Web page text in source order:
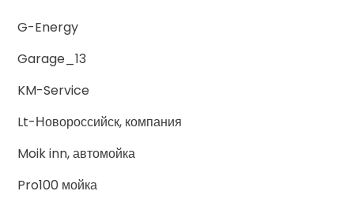
G-Energy
Garage_13
KM-Service
Lt-Новороссийск, компания
Moik inn, автомойка
Pro100 мойка